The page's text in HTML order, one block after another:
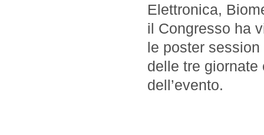
Elettronica,
il Congresso ha
le poster
delle tre
dell’evento.